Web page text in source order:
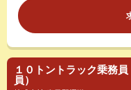
１０トントラック乗務
員）